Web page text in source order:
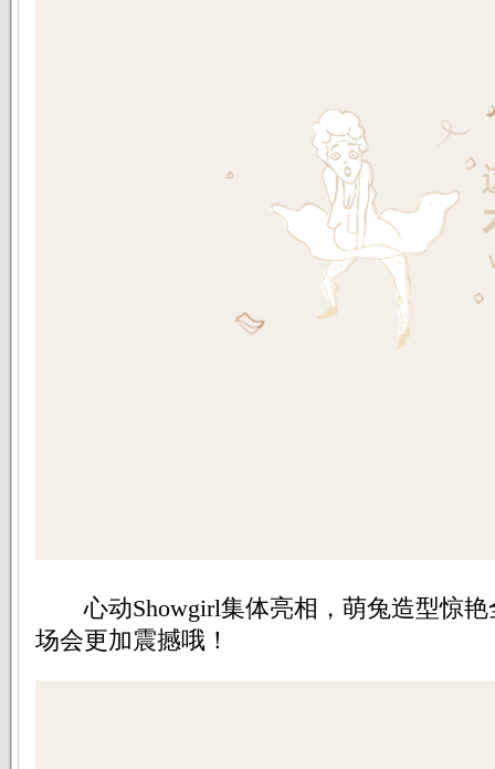
心动Showgirl集体亮相，萌兔造型惊艳
场会更加震撼哦！